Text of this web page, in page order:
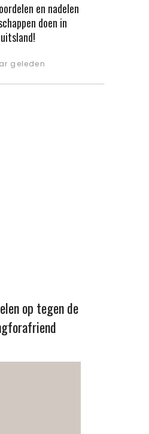
en nadelen
doen in
geleden
op tegen de